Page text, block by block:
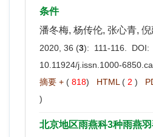
条件
潘冬梅, 杨传伦, 张心青,
2020, 36 (3): 111-116. DOI:
10.11924/j.issn.1000-
摘要 + ( 818) HTML ( 2 )
)
北京地区雨燕科3种雨燕